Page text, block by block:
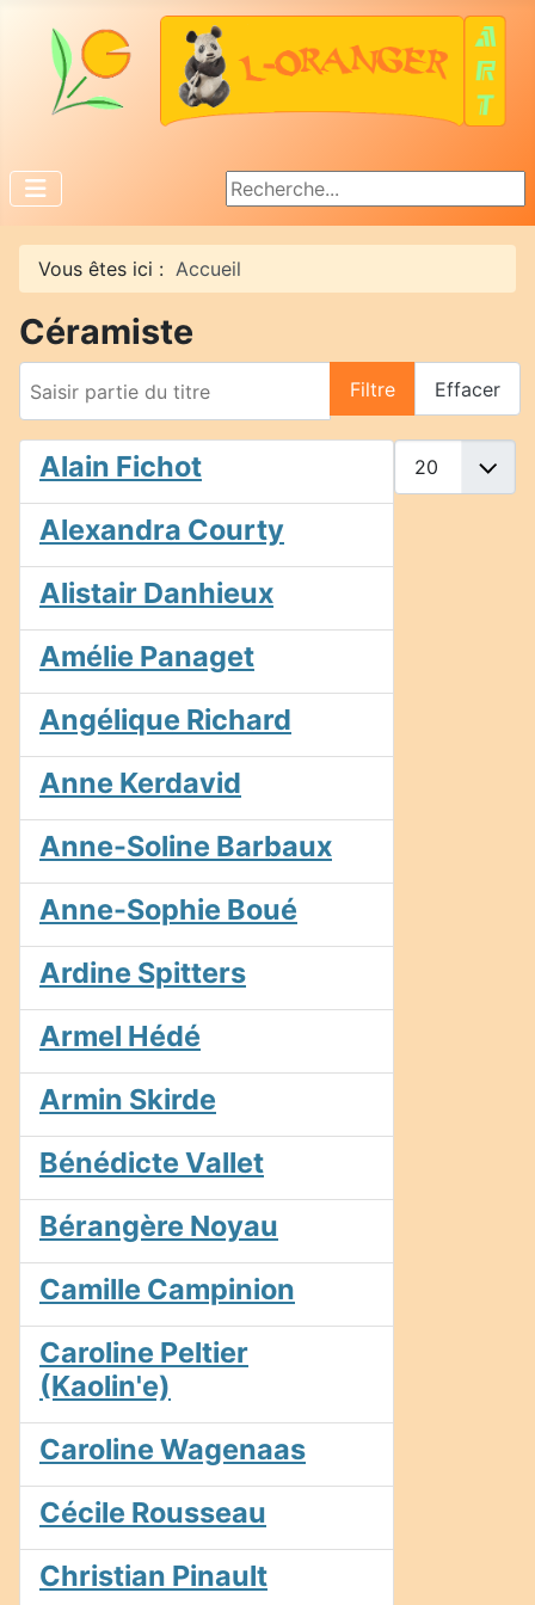
Rechercher
Vous êtes ici : Accueil
Céramiste
Filtre Effacer
Alain Fichot
Alexandra Courty
Alistair Danhieux
Amélie Panaget
Angélique Richard
Anne Kerdavid
Anne-Soline Barbaux
Anne-Sophie Boué
Ardine Spitters
Armel Hédé
Armin Skirde
Bénédicte Vallet
Bérangère Noyau
Camille Campinion
Caroline Peltier
(Kaolin'e)
Caroline Wagenaas
Cécile Rousseau
Christian Pinault